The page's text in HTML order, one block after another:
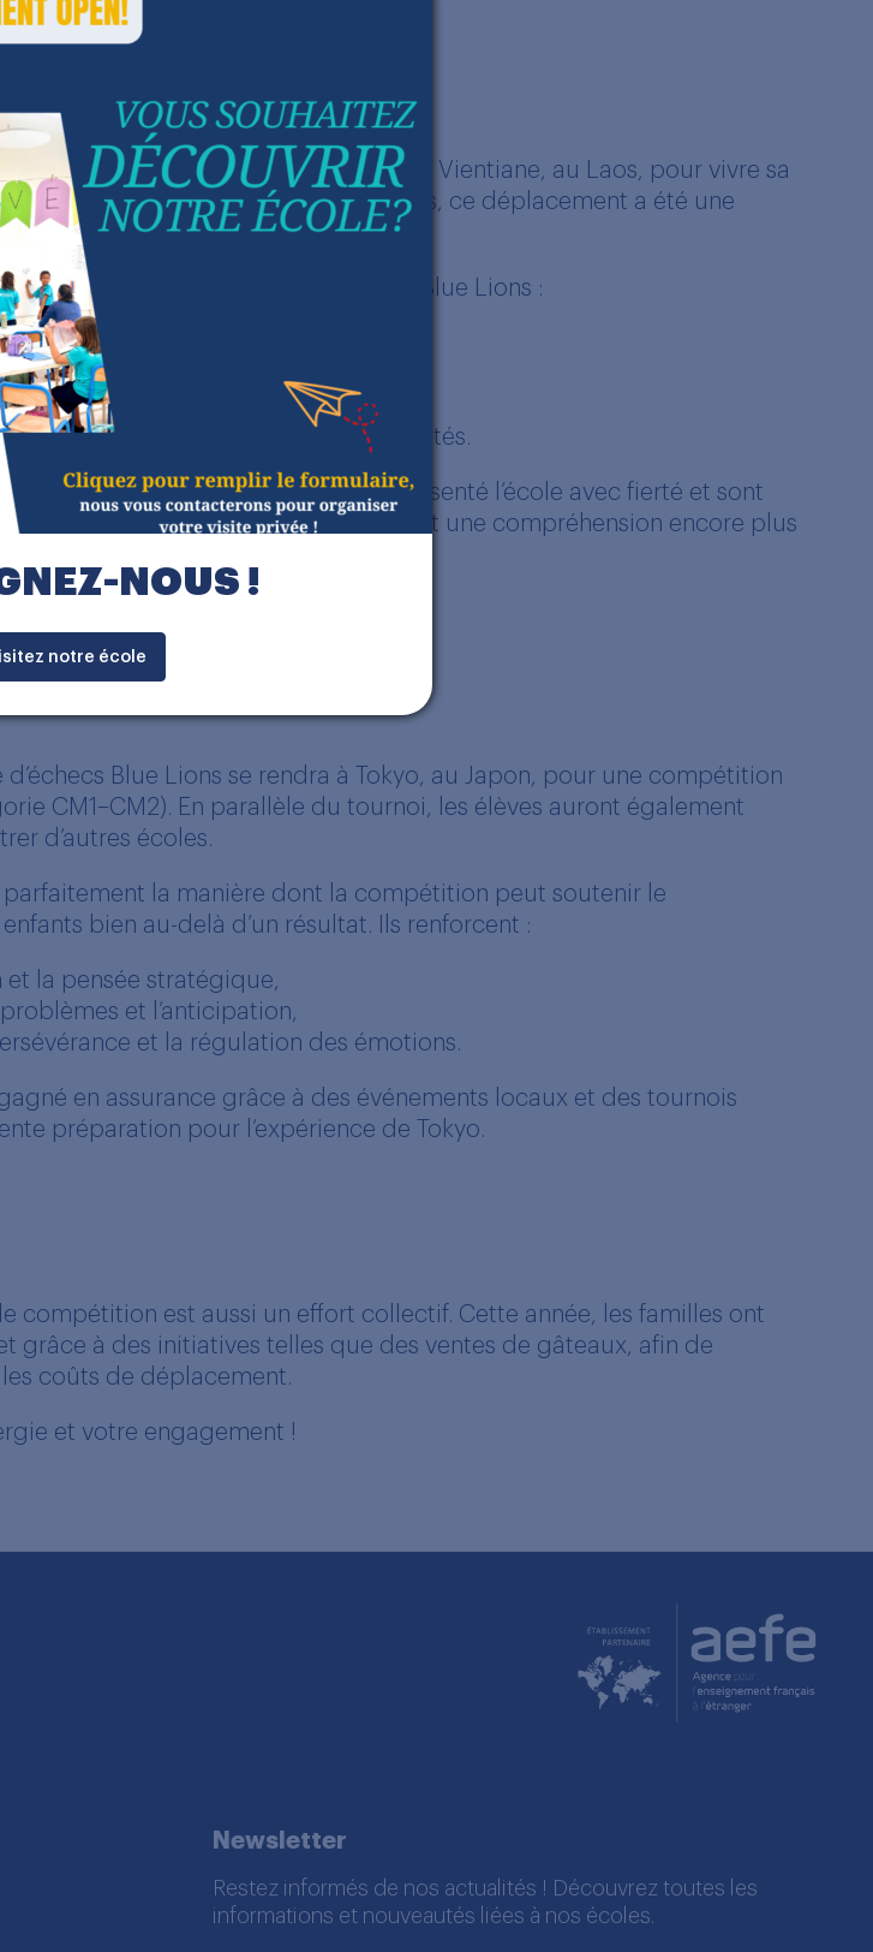
de football Blue Lions s’est rendue à Vientiane, au Laos, pour vivre sa
de tournoi. Au-delà des matchs, ce déplacement a été une
nos élèves ont incarné l’esprit Blue Lions :
respect,
des adversaires parfois plus expérimentés.
pour LPE : nos élèves ont représenté l’école avec fierté et sont
renforcés, davantage de confiance, et une compréhension encore plus
Blue Lions se rendra à Tokyo, au Japon, pour une compétition
CM1–CM2). En parallèle du tournoi, les élèves auront également
d’autres écoles.
parfaitement la manière dont la compétition peut soutenir le
bien au-delà d’un résultat. Ils renforcent :
et la pensée stratégique,
et l’anticipation,
et la régulation des émotions.
en assurance grâce à des événements locaux et des tournois
préparation pour l’expérience de Tokyo.
compétition est aussi un effort collectif. Cette année, les familles ont
grâce à des initiatives telles que des ventes de gâteaux, afin de
coûts de déplacement.
et votre engagement !
Newsletter
Restez informés de nos actualités ! Découvrez toutes les
informations et nouveautés liées à nos écoles.
NOUS !
notre école